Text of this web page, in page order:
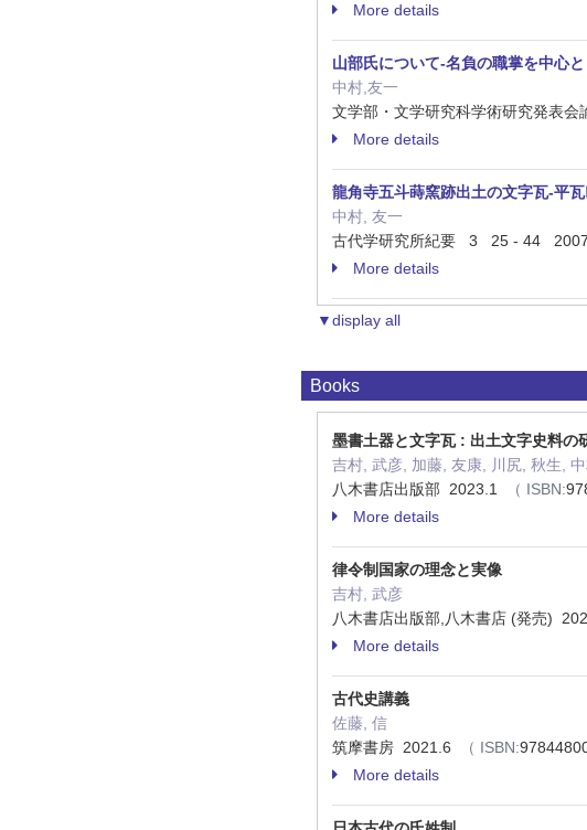
More details
山部氏について-名負の職掌を中心
中村,友一
文学部・文学研究科学術研究発
More details
龍角寺五斗蒔窯跡出土の文字瓦-平
中村, 友一
古代学研究所紀要 3 25 - 44
More details
▼display all
Books
墨書土器と文字瓦 : 出土文字史料の
吉村, 武彦, 加藤, 友康, 川尻, 秋生,
八木書店出版部 2023.1
（ ISBN:
More details
律令制国家の理念と実像
吉村, 武彦
八木書店出版部,八木書店 (発売)
More details
古代史講義
佐藤, 信
筑摩書房 2021.6
（ ISBN:
More details